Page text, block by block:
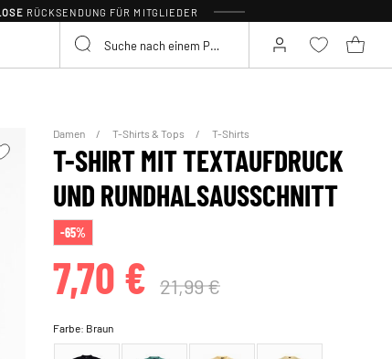
RÜCKSENDUNG FÜR MITGLIEDER
Damen T-Shirts & Tops T-Shirts
T-SHIRT MIT TEXTAUFDRUCK
UND RUNDHALSAUSSCHNITT
-65%
7,70 € 21,99 €
Farbe: Braun